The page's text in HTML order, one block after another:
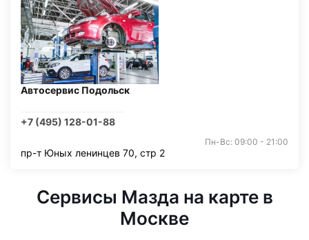
Автосервис Подольск
+7 (495) 128-01-88
Пн-Вс: 09:00 - 21:00
пр-т Юных ленинцев 70, стр 2
Сервисы Мазда на карте в
Москве